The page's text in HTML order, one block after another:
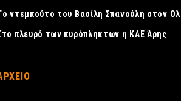
ντεμπούτο του Βασίλη Σπανούλη στον
πλευρό των πυρόπληκτων η ΚΑΕ Άρης